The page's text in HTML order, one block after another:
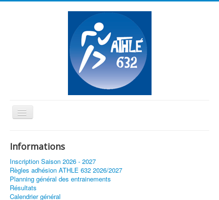
Basculer
la
Vous êtes ici :
Informations
Inscription Saison 2026 - 2027
Règles adhésion ATHLE 632 2026/2027
Planning général des entrainements
Résultats
Calendrier général